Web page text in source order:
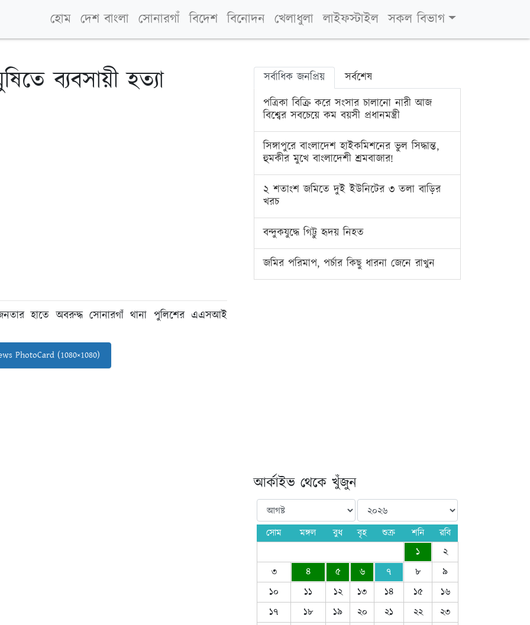
হোম দেশ বাংলা সোনারগাঁ বিদেশ বিনোদন খেলাধুলা লাইফস্টাইল সকল বিভাগ
ব্যবসায়ী হত্যা
জনতার হাতে অবরুদ্ধ সোনারগাঁ থানা পুলিশের এএসআই
PhotoCard (1080×1080)
সর্বাধিক জনপ্রিয়
সর্বশেষ
পত্রিকা বিক্রি করে সংসার চালানো নারী আজ
বিশ্বের সবচেয়ে কম বয়সী প্রধানমন্ত্রী
সিঙ্গাপুরে বাংলাদেশ হাইকমিশনের ভুল সিদ্ধান্ত,
হুমকীর মুখে বাংলাদেশী শ্রমবাজার!
২ শতাংশ জমিতে দুই ইউনিটের ৩ তলা বাড়ির
খরচ
বন্দুকযুদ্ধে গিট্টু হৃদয় নিহত
জমির পরিমাপ, পর্চার কিছু ধারনা জেনে রাখুন
আর্কাইভ থেকে খুঁজুন
সোম মঙ্গল বুধ বৃহ শুক্র শনি
রবি
১
২
৩
৪ ৫ ৬ ৭ ৮
৯
১০
১১ ১২ ১৩ ১৪ ১৫
১৬
১৭
১৮ ১৯ ২০ ২১ ২২
২৩